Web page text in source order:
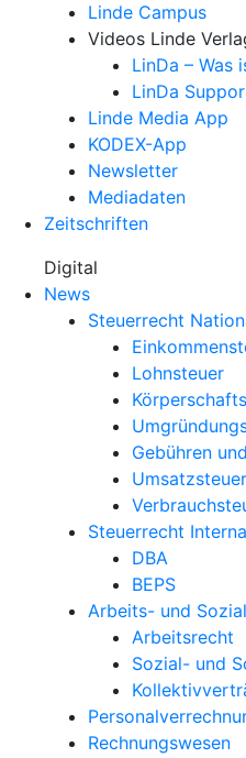
Linde Campus
Videos Linde
LinDa – Was
LinDa
Linde Media App
KODEX-App
Newsletter
Mediadaten
Zeitschriften
Digital
News
Steuerrecht
Lohnsteuer
Gebühren
Umsatzsteuer
Steuerrecht
DBA
BEPS
Arbeits- und
Arbeitsrecht
Sozial- und
Rechnungswesen